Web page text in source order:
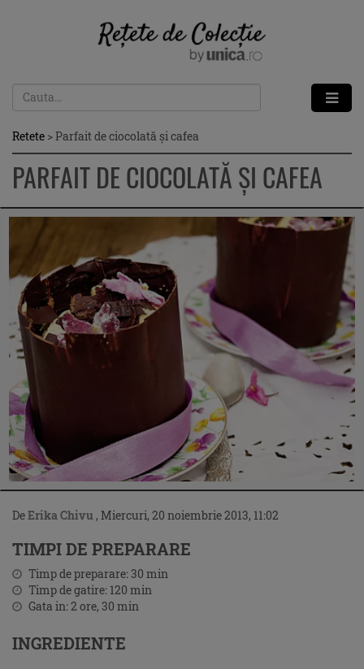
Retete >Parfait de ciocolată şi cafea
PARFAIT DE CIOCOLATĂ ŞI CAFEA
DeErika Chivu , Miercuri, 20 noiembrie 2013, 11:02
TIMPI DE PREPARARE
Timp de preparare:30 min
Timp de gatire: 120 min
Gata in:2 ore, 30 min
INGREDIENTE